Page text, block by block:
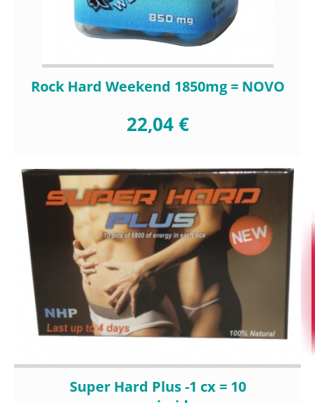
Rock Hard Weekend 1850mg = NOVO
22,04 €
Super Hard Plus -1 cx = 10